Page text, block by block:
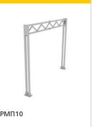
РМП10